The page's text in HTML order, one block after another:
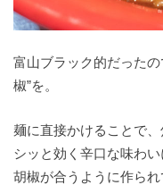
富山ブラック的だった
椒”を。
麺に直接かけることで
シッと効く辛口な味わい
胡椒が合うように作ら